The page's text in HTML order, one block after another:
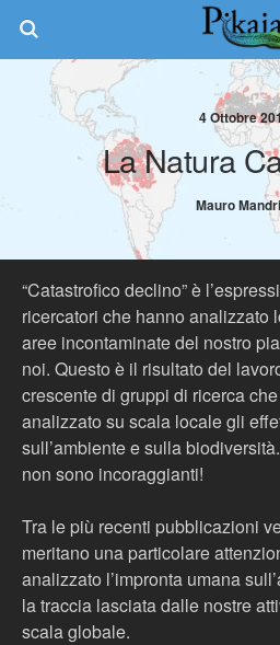
4 Ottobre
La Natura
Mauro
“Catastrofico declino” è
ricercatori che hanno analizzato
aree incontaminate del nostro
noi. Questo è il risultato del
crescente di gruppi di ricerca
analizzato su scala locale gli
sull’ambiente e sulla
non sono incoraggianti!
Tra le più recenti pubblicazioni
meritano una particolare
analizzato l’impronta umana
la traccia lasciata dalle nostre
scala globale.